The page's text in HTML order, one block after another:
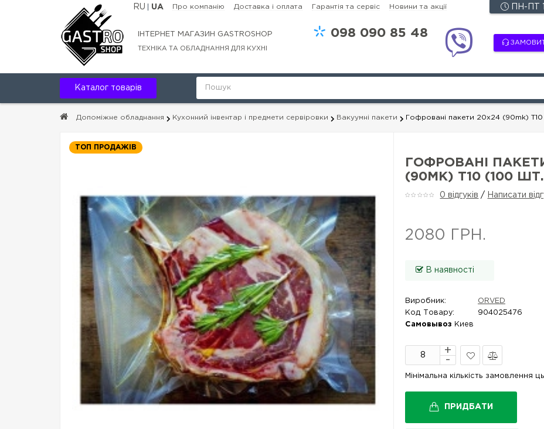
ІНТЕРНЕТ МАГАЗИН GASTROSHOP
ТЕХНІКА ТА ОБЛАДНАННЯ ДЛЯ КУХНІ
RU UA Про компанію Доставка і оплата Гарантія та сервіс Новини та акції
098 090 85 48
ПН-ПТ
Каталог товарів
Допоміжне обладнання Кухонний інвентар і предмети сервіровки Вакуумні пакети Гофровані пакети 20х24 (90mk)
ТОП ПРОДАЖІВ
ГОФРОВАНІ
(90MK) T10 (100
0 відгуків / Написати
2080 ГРН.
В наявності
Виробник:
ORVED
Код Товару:
904025476
Самовывоз Киев
В
Порівняти
Мінімальна кількість замовлення
ПРИДБАТИ